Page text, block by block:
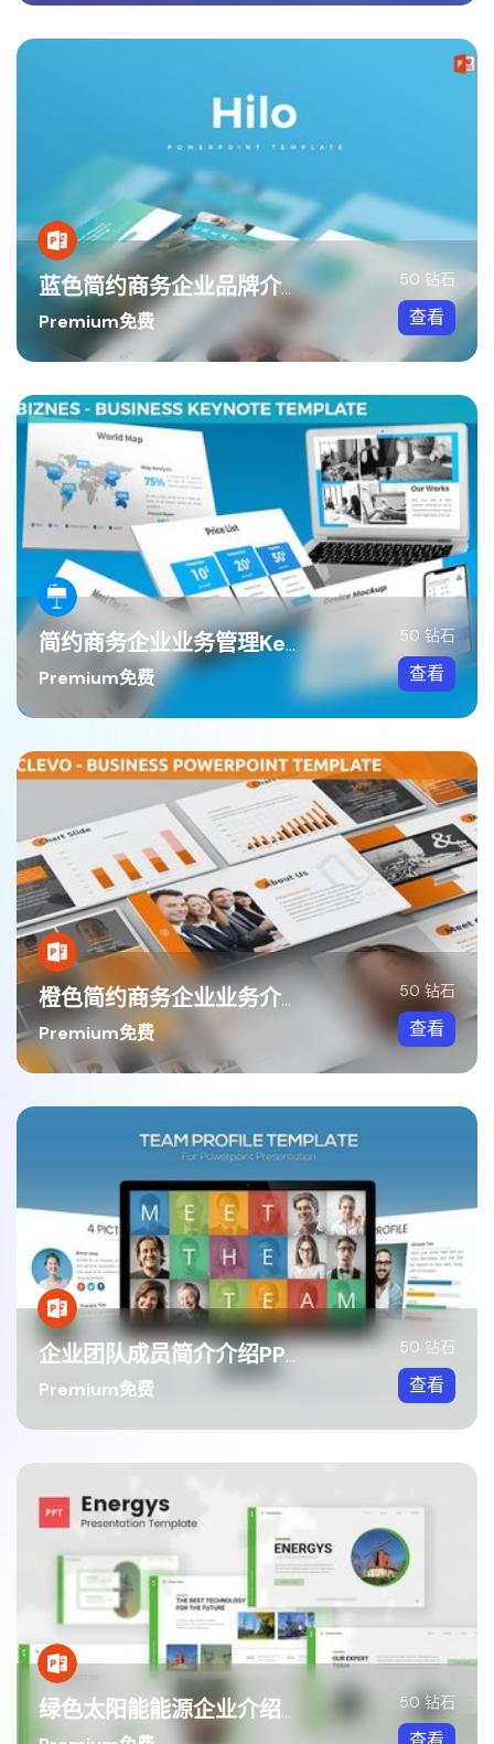
蓝色简约商务企业品牌介绍PPT模板
Premium免费
50 钻石
查看
简约商务企业业务管理Keynote模板
Premium免费
50 钻石
查看
橙色简约商务企业业务介绍PPT模板
Premium免费
50 钻石
查看
企业团队成员简介介绍PPT模板
Premium免费
50 钻石
查看
绿色太阳能能源企业介绍PPT模板
50 钻石